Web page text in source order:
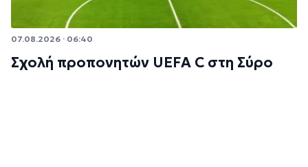
07.08.2026 · 06:40
Σχολή προπονητών UEFA C στη Σύρο